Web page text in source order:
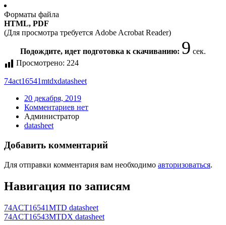
Форматы файла
HTML, PDF
(Для просмотра требуется Adobe Acrobat Reader)
Подождите, идет подготовка к скачиванию: 9 сек.
Просмотрено: 224
74act16541mtdxdatasheet
20 декабря, 2019
Комментариев нет
Администратор
datasheet
Добавить комментарий
Для отправки комментария вам необходимо авторизоваться.
Навигация по записям
74ACT16541MTD datasheet
74ACT16543MTDX datasheet